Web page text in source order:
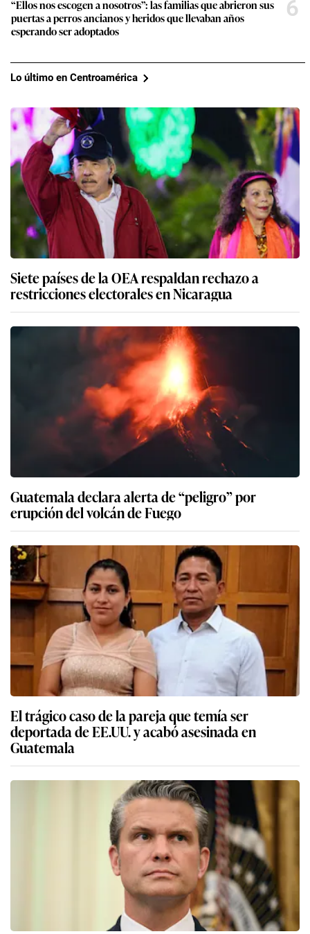
“Ellos nos escogen a nosotros”: las familias que abrieron sus
puertas a perros ancianos y heridos que llevaban años
esperando ser adoptados
6
Lo último en Centroamérica
Siete países de la OEA respaldan rechazo a
restricciones electorales en Nicaragua
Guatemala declara alerta de “peligro” por
erupción del volcán de Fuego
El trágico caso de la pareja que temía ser
deportada de EE.UU. y acabó asesinada en
Guatemala